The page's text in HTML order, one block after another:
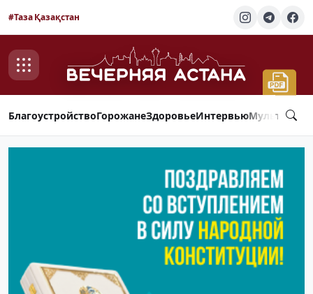
#Таза Қазақстан
БлагоустройствоГорожанеЗдоровьеИнтервью